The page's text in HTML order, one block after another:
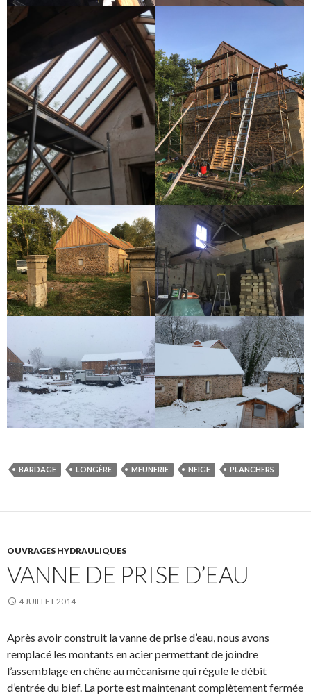
BARDAGE LONGÈRE MEUNERIE NEIGE PLANCHERS
OUVRAGES HYDRAULIQUES
VANNE DE PRISE D’EAU
4 JUILLET 2014
Après avoir construit la vanne de prise d’eau, nous avons
remplacé les montants en acier permettant de joindre
l’assemblage en chêne au mécanisme qui régule le débit
d’entrée du bief. La porte est maintenant complètement fermée